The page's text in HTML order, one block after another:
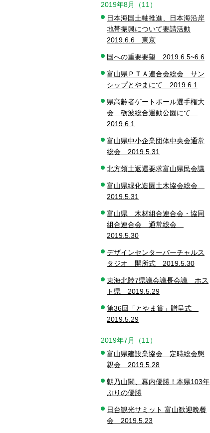
2019年8月（11）
日本海国土軸推進、日本海沿岸
地帯振興について要請活動
2019.6.6 東京
国への重要要望 2019.6.5~6.6
富山県ＰＴＡ連合会総会 サン
シップとやまにて 2019.6.1
県高齢者ゲートボール選手権大
会 砺波総合運動公園にて
2019.6.1
富山県中小企業団体中央会通常
総会 2019.5.31
北方領土返還要求富山県民会議
富山県緑化造園土木協会総会
2019.5.31
富山県 木材組合連合会・協同
組合連合会 通常総会
2019.5.30
デザインセンターバーチャルス
タジオ 開所式 2019.5.30
東海北陸7県議会議長会議 ホス
ト県 2019.5.29
第36回「とやま賞」贈呈式
2019.5.29
2019年7月（11）
富山県建設業協会 定時総会懇
親会 2019.5.28
朝乃山関、幕内優勝！本県103年
ぶりの優勝
日台観光サミット 富山歓迎晩餐
会 2019.5.23